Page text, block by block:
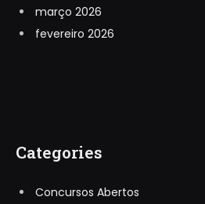
março 2026
fevereiro 2026
Categories
Concursos Abertos